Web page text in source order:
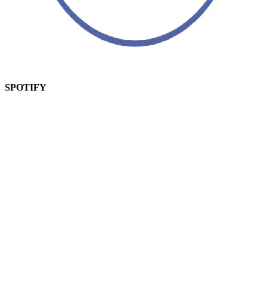
SPOTIFY